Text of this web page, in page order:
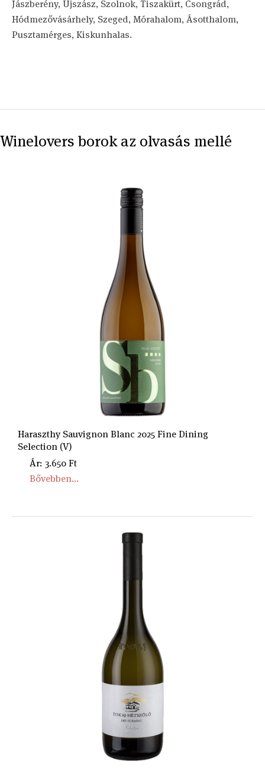
Jászberény, Újszász, Szolnok, Tiszakürt, Csongrád,
Hódmezővásárhely, Szeged, Mórahalom, Ásotthalom,
Pusztamérges, Kiskunhalas.
Winelovers borok az olvasás mellé
Haraszthy Sauvignon Blanc 2025 Fine Dining
Selection (V)
Ár: 3.650 Ft
Bővebben...